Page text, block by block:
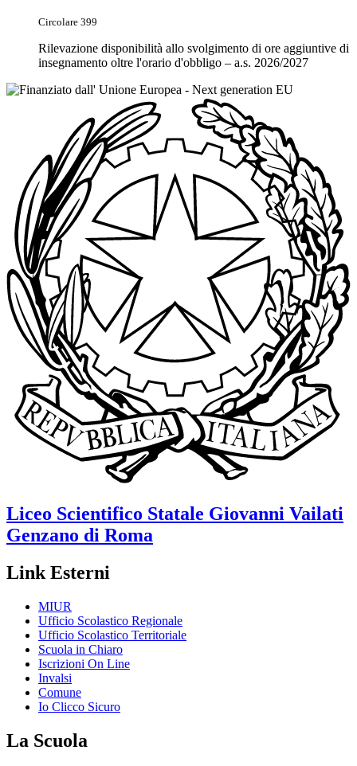
Circolare 399
Rilevazione disponibilità allo svolgimento di ore aggiuntive di
insegnamento oltre l'orario d'obbligo – a.s. 2026/2027
Liceo Scientifico Statale Giovanni Vailati
Genzano di Roma
Link Esterni
MIUR
Ufficio Scolastico Regionale
Ufficio Scolastico Territoriale
Scuola in Chiaro
Iscrizioni On Line
Invalsi
Comune
Io Clicco Sicuro
La Scuola